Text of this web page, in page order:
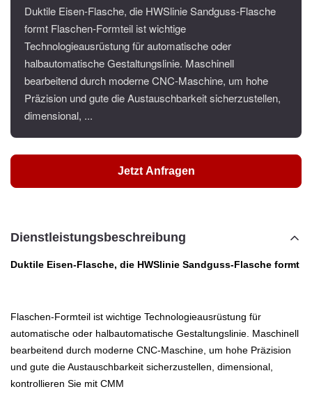
Duktile Eisen-Flasche, die HWSlinie Sandguss-Flasche
formt Flaschen-Formteil ist wichtige
Technologieausrüstung für automatische oder
halbautomatische Gestaltungslinie. Maschinell
bearbeitend durch moderne CNC-Maschine, um hohe
Präzision und gute die Austauschbarkeit sicherzustellen,
dimensional, ...
Jetzt Anfragen
Dienstleistungsbeschreibung
Duktile Eisen-Flasche, die HWSlinie Sandguss-Flasche formt
Flaschen-Formteil ist wichtige Technologieausrüstung für
automatische oder halbautomatische Gestaltungslinie. Maschinell
bearbeitend durch moderne CNC-Maschine, um hohe Präzision
und gute die Austauschbarkeit sicherzustellen, dimensional,
kontrollieren Sie mit CMM